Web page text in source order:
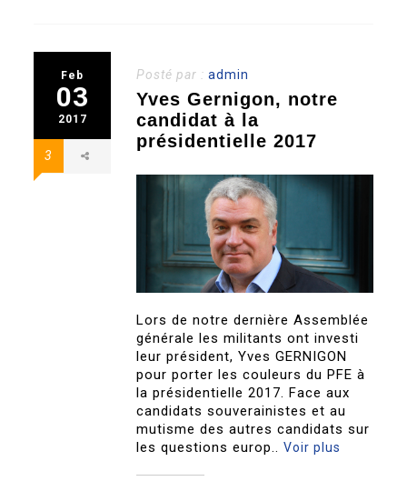
Feb
03
2017
3
Posté par :admin
Yves Gernigon, notre
candidat à la
présidentielle 2017
Lors de notre dernière Assemblée
générale les militants ont investi
leur président, Yves GERNIGON
pour porter les couleurs du PFE à
la présidentielle 2017. Face aux
candidats souverainistes et au
mutisme des autres candidats sur
les questions europ..Voir plus